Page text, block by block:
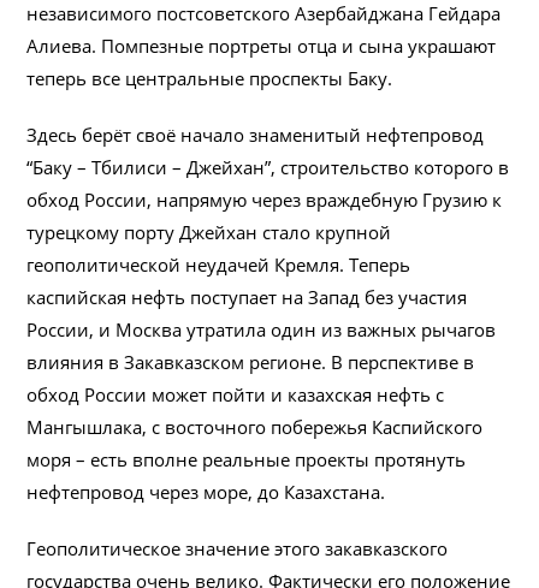
независимого постсоветского Азербайджана Гейдара
Алиева. Помпезные портреты отца и сына украшают
теперь все центральные проспекты Баку.
Здесь берёт своё начало знаменитый нефтепровод
“Баку – Тбилиси – Джейхан”, строительство которого в
обход России, напрямую через враждебную Грузию к
турецкому порту Джейхан стало крупной
геополитической неудачей Кремля. Теперь
каспийская нефть поступает на Запад без участия
России, и Москва утратила один из важных рычагов
влияния в Закавказском регионе. В перспективе в
обход России может пойти и казахская нефть с
Мангышлака, с восточного побережья Каспийского
моря – есть вполне реальные проекты протянуть
нефтепровод через море, до Казахстана.
Геополитическое значение этого закавказского
государства очень велико. Фактически его положение